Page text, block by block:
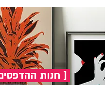
[ חנות ההדפסים ]